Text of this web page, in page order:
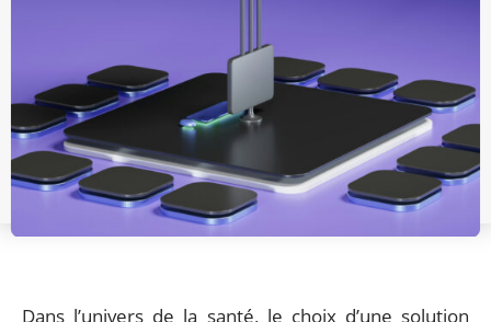
Dans l’univers de la santé, le choix d’une solution